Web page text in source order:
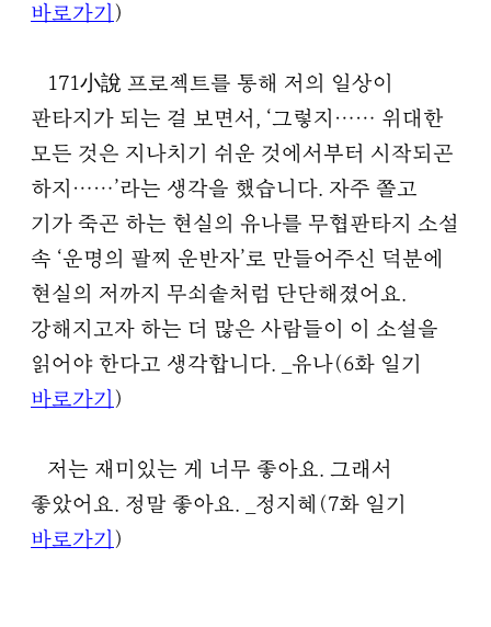
바로가기)
171小說 프로젝트를 통해 저의 일상이
판타지가 되는 걸 보면서, ‘그렇지…… 위대한
모든 것은 지나치기 쉬운 것에서부터 시작되곤
하지……’라는 생각을 했습니다. 자주 쫄고
기가 죽곤 하는 현실의 유나를 무협판타지 소설
속 ‘운명의 팔찌 운반자’로 만들어주신 덕분에
현실의 저까지 무쇠솥처럼 단단해졌어요.
강해지고자 하는 더 많은 사람들이 이 소설을
읽어야 한다고 생각합니다.
_유나(6화 일기
바로가기)
저는 재미있는 게 너무 좋아요. 그래서
좋았어요. 정말 좋아요.
_정지혜(7화 일기
바로가기)